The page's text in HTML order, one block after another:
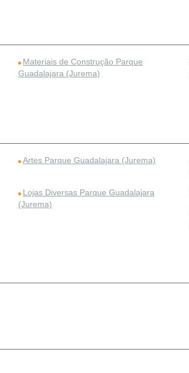
Materiais de Construção Parque
Guadalajara (Jurema)
Artes Parque Guadalajara (Jurema)
Lojas Diversas Parque Guadalajara
(Jurema)